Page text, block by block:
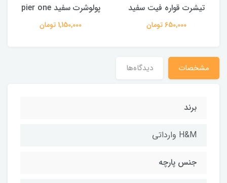
تیشرت قواره فیت سفید
650,000 تومان
پولوشرت سفید pier one
1,150,000 تومان
مشخصات دیدگاه‌ها
برند
H&M وارداتی
جنس پارچه